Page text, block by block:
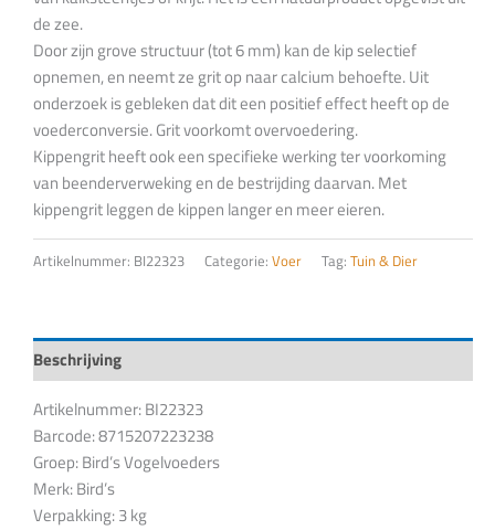
de zee.
Door zijn grove structuur (tot 6 mm) kan de kip selectief
opnemen, en neemt ze grit op naar calcium behoefte. Uit
onderzoek is gebleken dat dit een positief effect heeft op de
voederconversie. Grit voorkomt overvoedering.
Kippengrit heeft ook een specifieke werking ter voorkoming
van beenderverweking en de bestrijding daarvan. Met
kippengrit leggen de kippen langer en meer eieren.
Artikelnummer: BI22323 Categorie: Voer Tag: Tuin & Dier
Beschrijving
Artikelnummer: BI22323
Barcode: 8715207223238
Groep: Bird’s Vogelvoeders
Merk: Bird’s
Verpakking: 3 kg